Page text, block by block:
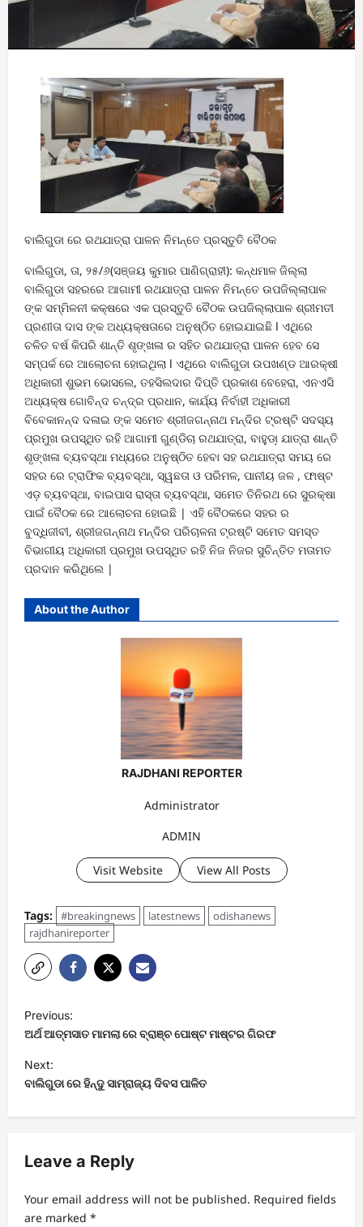
ବାଲିଗୁଡା ରେ ରଥଯାତ୍ରା ପାଳନ ନିମନ୍ତେ ପ୍ରସ୍ତୁତି ବୈଠକ
ବାଲିଗୁଡା, ତା, ୨୫/୬(ସଞ୍ଜୟ କୁମାର ପାଣିଗ୍ରାହୀ): କନ୍ଧମାଳ ଜିଲ୍ଲା
ବାଲିଗୁଡା ସହରରେ ଆଗାମୀ ରଥଯାତ୍ରା ପାଳନ ନିମନ୍ତେ ଉପଜିଲ୍ଲାପାଳ
ଙ୍କ ସମ୍ମିଳନୀ କକ୍ଷରେ ଏକ ପ୍ରସ୍ତୁତି ବୈଠକ ଉପଜିଲ୍ଲାପାଳ ଶ୍ରୀମତୀ
ପ୍ରଣୀତା ଦାସ ଙ୍କ ଅଧ୍ୟକ୍ଷତାରେ ଅନୁଷ୍ଠିତ ହୋଇଯାଇଛି l ଏଥିରେ
ଚଳିତ ବର୍ଷ କିପରି ଶାନ୍ତି ଶୃଙ୍ଖଳା ର ସହିତ ରଥଯାତ୍ରା ପାଳନ ହେବ ସେ
ସମ୍ପର୍କ ରେ ଆଲୋଚନା ହୋଇଥିଲା l ଏଥିରେ ବାଲିଗୁଡା ଉପଖଣ୍ଡ ଆରକ୍ଷୀ
ଅଧିକାରୀ ଶୁଭମ ଭୋସଲେ, ତହସିଲଦାର ଦିପ୍ତି ପ୍ରକାଶ ବେହେରା, ଏନଏସି
ଅଧ୍ୟକ୍ଷ ଗୋବିନ୍ଦ ଚନ୍ଦ୍ର ପ୍ରଧାନ, କାର୍ଯ୍ୟ ନିର୍ବାହୀ ଅଧିକାରୀ
ବିବେକାନନ୍ଦ ଦଳାଇ ଙ୍କ ସମେତ ଶ୍ରୀଜଗନ୍ନାଥ ମନ୍ଦିର ଟ୍ରଷ୍ଟି ସଦସ୍ୟ
ପ୍ରମୁଖ ଉପସ୍ଥିତ ରହି ଆଗାମୀ ଗୁଣ୍ଡିଚା ରଥଯାତ୍ରା, ବାହୁଡା଼ ଯାତ୍ରା ଶାନ୍ତି
ଶୃଙ୍ଖଳା ବ୍ୟବସ୍ଥା ମଧ୍ୟରେ ଅନୁଷ୍ଠିତ ହେବା ସହ ରଥଯାତ୍ରା ସମୟ ରେ
ସହର ରେ ଟ୍ରାଫିକ ବ୍ୟବସ୍ଥା, ସ୍ୱଛତା ଓ ପରିମଳ, ପାନୀୟ ଜଳ , ଫାଷ୍ଟ
ଏଡ଼ ବ୍ୟବସ୍ଥା, ବାଇପାସ ରାସ୍ତା ବ୍ୟବସ୍ଥା, ସମେତ ତିନିରଥ ରେ ସୁରକ୍ଷା
ପାଇଁ ବୈଠକ ରେ ଆଲୋଚନା ହୋଇଛି | ଏହି ବୈଠକରେ ସହର ର
ବୁଦ୍ଧିଜୀବୀ, ଶ୍ରୀଜଗନ୍ନାଥ ମନ୍ଦିର ପରିଚାଳନା ଟ୍ରଷ୍ଟି ସମେତ ସମସ୍ତ
ବିଭାଗୀୟ ଅଧିକାରୀ ପ୍ରମୁଖ ଉପସ୍ଥିତ ରହି ନିଜ ନିଜର ସୁଚିନ୍ତିତ ମତାମତ
ପ୍ରଦାନ କରିଥିଲେ |
About the Author
RAJDHANI REPORTER
Administrator
ADMIN
Visit Website View All Posts
Tags: #breakingnews latestnews
odishanews
rajdhanireporter
P
o
s
t
v
g
Previous:
ଅର୍ଥ ଆତ୍ମସାତ ମାମଲା ରେ ବ୍ରାଞ୍ଚ ପୋଷ୍ଟ ମାଷ୍ଟର ଗିରଫ
Next:
ବାଲିଗୁଡା ରେ ହିନ୍ଦୁ ସାମ୍ରାଜ୍ୟ ଦିବସ ପାଳିତ
Leave a Reply
Your email address will not be published. Required fields
are marked *